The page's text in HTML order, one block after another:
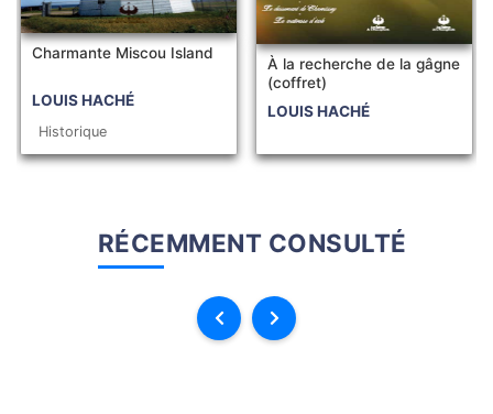
Charmante Miscou Island
LOUIS HACHÉ
Historique
À la recherche de la gâgne
(coffret)
LOUIS HACHÉ
RÉCEMMENT CONSULTÉ